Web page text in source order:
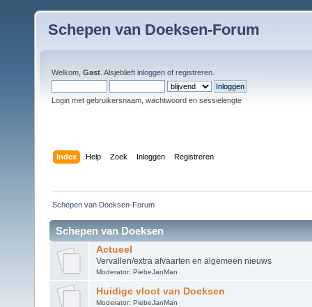
Schepen van Doeksen-Forum
Welkom, Gast . Alsjeblieft inloggen of registreren
Login met gebruikersnaam, wachtwoord en sessielengte
Index Help Zoek Inloggen Registreren
Schepen van Doeksen-Forum
Schepen van Doeksen
Actueel
Vervallen/extra afvaarten en algemeen nieuws
Moderator: PiebeJanMan
Huidige vloot van Doeksen
Moderator: PiebeJanMan